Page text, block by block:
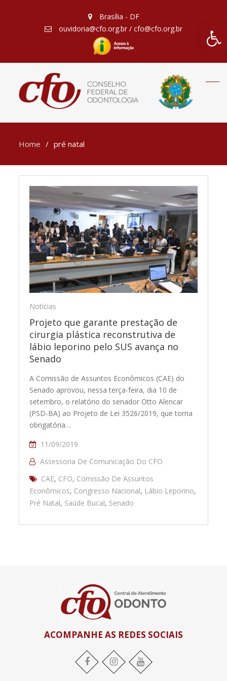
Barra
Brasília - DF
ouvidoria@cfo.org.br / cfo@cfo.org.br
Home pré natal
Notícias
Projeto que garante prestação de
cirurgia plástica reconstrutiva de
lábio leporino pelo SUS avança no
Senado
A Comissão de Assuntos Econômicos (CAE) do
Senado aprovou, nessa terça-feira, dia 10 de
setembro, o relatório do senador Otto Alencar
(PSD-BA) ao Projeto de Lei 3526/2019, que torna
obrigatória…
11/09/2019
Assessoria De Comunicação Do CFO
CAE, CFO, Comissão De Assuntos
Econômicos, Congresso Nacional, Lábio Leporino,
Pré Natal, Saúde Bucal, Senado
ACOMPANHE AS REDES SOCIAIS